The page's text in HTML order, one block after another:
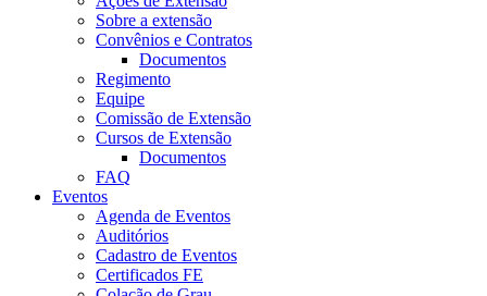
Sobre a extensão
Convênios e Contratos
Documentos
Regimento
Equipe
Comissão de Extensão
Cursos de Extensão
Documentos
FAQ
Eventos
Agenda de Eventos
Auditórios
Cadastro de Eventos
Certificados FE